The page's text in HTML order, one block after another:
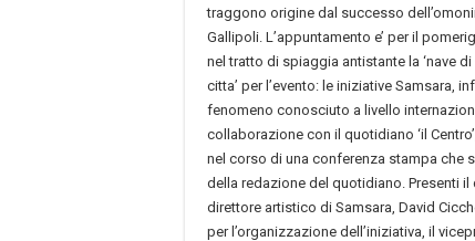
traggono origine dal successo
Gallipoli. L’appuntamento e’ per il
nel tratto di spiaggia antistante la ‘nave di
citta’ per l’evento: le iniziative Samsara,
fenomeno conosciuto a livello
collaborazione con il quotidiano ‘il
nel corso di una conferenza stampa che
della redazione del quotidiano. Presenti il
direttore artistico di Samsara, David
per l’organizzazione dell’iniziativa, il